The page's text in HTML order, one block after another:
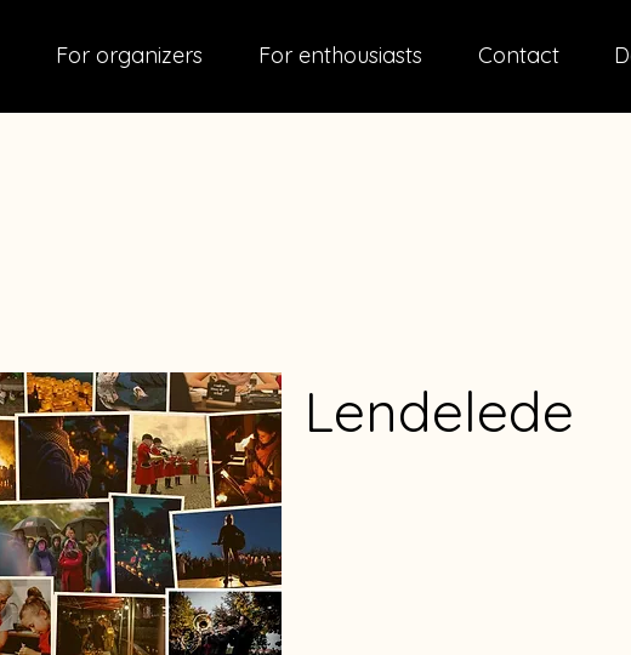
For organizers For enthousiasts Contact
Lendelede